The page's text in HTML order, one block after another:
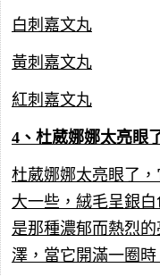
白刺嘉文丸
黃刺嘉文丸
紅刺嘉文丸
4、杜葳娜娜太亮眼
杜葳娜娜太亮眼了
大一些，絨毛呈銀
是那種濃郁而熱烈
澤，當它開滿一圈